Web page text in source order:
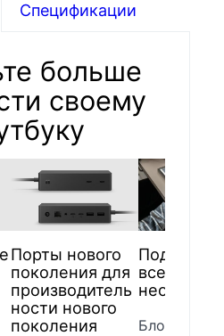
Спецификации
больше
своему
Порты нового
поколения для
производитель
ности нового
поколения
все, что
Блока